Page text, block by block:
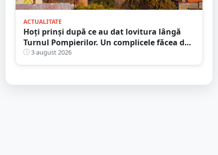
ACTUALITATE
Hoți prinși după ce au dat lovitura lângă
Turnul Pompierilor. Un complicele făcea de
pază
3 august 2026